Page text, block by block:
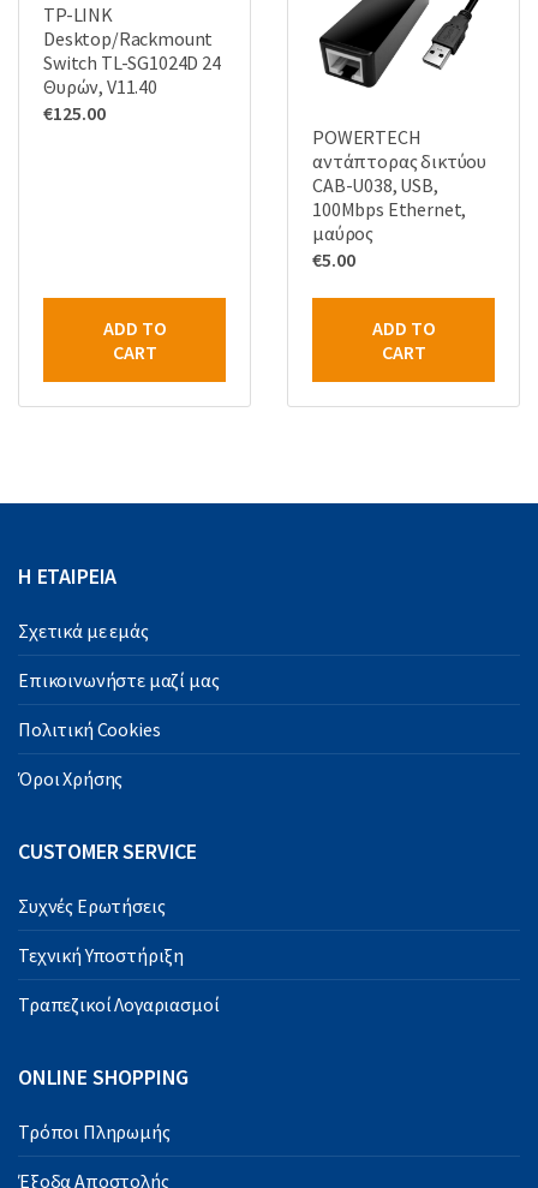
TP-LINK
Desktop/Rackmount
Switch TL-SG1024D 24
Θυρών, V11.40
€125.00
ADD TO
CART
POWERTECH
αντάπτορας δικτύου
CAB-U038, USB,
100Mbps Ethernet,
μαύρος
€5.00
ADD TO
CART
Η ΕΤΑΙΡΕΙΑ
Σχετικά με εμάς
Επικοινωνήστε μαζί μας
Πολιτική Cookies
Όροι Χρήσης
CUSTOMER SERVICE
Συχνές Ερωτήσεις
Τεχνική Υποστήριξη
Τραπεζικοί Λογαριασμοί
ONLINE SHOPPING
Τρόποι Πληρωμής
Έξοδα Αποστολής